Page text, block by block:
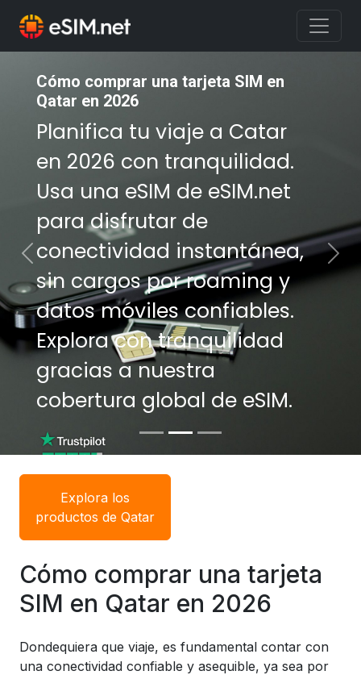
Cómo comprar una tarjeta SIM en
Qatar en 2026
Planifica tu viaje a Catar
en 2026 con tranquilidad.
Usa una eSIM de eSIM.net
para disfrutar de
conectividad instantánea,
sin cargos por roaming y
datos móviles confiables.
Explora con tranquilidad
gracias a nuestra
cobertura global de eSIM.
Cómo comprar una tarjeta SIM en
Qatar en 2026
Planifica tu viaje a Catar
en 2026 con tranquilidad.
Usa una eSIM de eSIM.net
para disfrutar de
conectividad instantánea,
sin cargos por roaming y
datos móviles confiables.
Explora con tranquilidad
gracias a nuestra
cobertura global de eSIM.
Previous Next
Explora los
productos de Qatar
Cómo comprar una tarjeta
SIM en Qatar en 2026
Dondequiera que viaje, es fundamental contar con
una conectividad confiable y asequible, ya sea por